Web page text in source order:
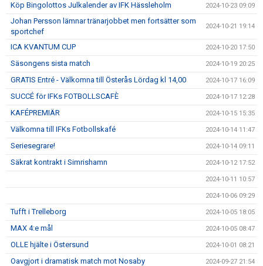
Köp Bingolottos Julkalender av IFK Hässleholm 2024-10-23 09:09
Johan Persson lämnar tränarjobbet men fortsätter som
sportchef
2024-10-21 19:14
ICA KVANTUM CUP 2024-10-20 17:50
Säsongens sista match 2024-10-19 20:25
GRATIS Entré - Välkomna till Österås Lördag kl 14,00 2024-10-17 16:09
SUCCÉ för IFKs FOTBOLLSCAFÈ 2024-10-17 12:28
KAFÉPREMIÄR 2024-10-15 15:35
Välkomna till IFKs Fotbollskafé 2024-10-14 11:47
Seriesegrare! 2024-10-14 09:11
Säkrat kontrakt i Simrishamn 2024-10-12 17:52
2024-10-11 10:57
2024-10-06 09:29
Tufft i Trelleborg 2024-10-05 18:05
MAX 4:e mål 2024-10-05 08:47
OLLE hjälte i Östersund 2024-10-01 08:21
Oavgjort i dramatisk match mot Nosaby 2024-09-27 21:54